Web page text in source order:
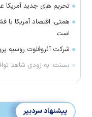
تحریم های جدید آمریکا
همتی: اقتصاد آمریکا
است
شرکت آئروفلوت روسیه
بسنت: به زودی شاهد
پیشنهاد سردبیر